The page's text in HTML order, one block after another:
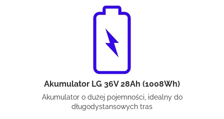
Akumulator LG 36V 28Ah (1008Wh)
Akumulator o dużej pojemności, idealny do
długodystansowych tras